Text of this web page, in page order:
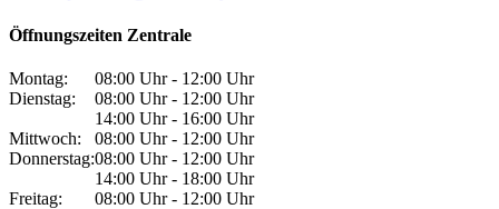
Öffnungszeiten Zentrale
Montag:
08:00 Uhr - 12:00 Uhr
Dienstag:
08:00 Uhr - 12:00 Uhr
14:00 Uhr - 16:00 Uhr
Mittwoch:
08:00 Uhr - 12:00 Uhr
Donnerstag:08:00 Uhr - 12:00 Uhr
14:00 Uhr - 18:00 Uhr
Freitag:
08:00 Uhr - 12:00 Uhr